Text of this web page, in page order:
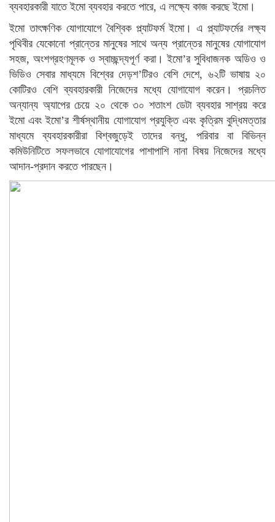
ব্যবহারকারী যাতে ইমো ব্যবহার করতে পারে, এ লক্ষ্যে কাজ করছে ইমো।
ইমো তাৎক্ষণিক যোগাযোগে বৈশ্বিক প্ল্যাটফর্ম ইমো। এ প্ল্যাটফর্মের লক্ষ্য
পৃথিবীর যেকোনো প্রান্তের মানুষের সাথে অন্য প্রান্তের মানুষের যোগাযোগ
সহজ, অংশগ্রহণমূলক ও স্বাচ্ছন্দ্যপূর্ণ করা। ইমো’র সুবিধাজনক অডিও ও
ভিডিও সেবার মাধ্যমে বিশ্বের দেড়শ’টিরও বেশি দেশে, ৬২টি ভাষায় ২০
কোটিরও বেশি ব্যবহারকারী নিজেদের মধ্যে যোগাযোগ করেন। প্রচলিত
অন্যান্য অ্যাপের চেয়ে ২০ থেকে ৩০ শতাংশ ডেটা ব্যবহার সাশ্রয় করে
ইমো এবং ইমো’র শীর্ষস্থানীয় যোগাযোগ প্রযুক্তি এবং কৃত্রিম বুদ্ধিমত্তার
মাধ্যমে ব্যবহারকারীরা বিশ্বজুড়েই তাদের বন্ধু, পরিবার বা বিভিন্ন
কমিউনিটিতে সফলভাবে যোগাযোগের পাশাপাশি নানা বিষয় নিজেদের মধ্যে
আদান-প্রদান করতে পারছেন।